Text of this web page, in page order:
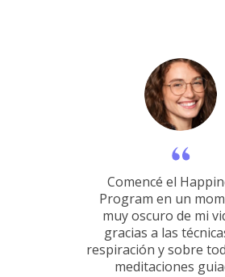
Comencé el
Program en un
muy oscuro de mi
gracias a las
respiración y sobre
meditaciones